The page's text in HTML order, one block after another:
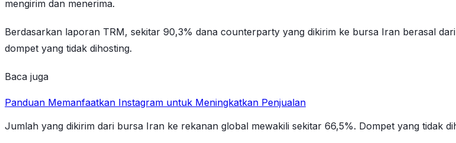
mengirim dan menerima.
Berdasarkan laporan TRM, sekitar 90,3% dana counterparty yang dikirim ke bursa Iran berasal
dompet yang tidak dihosting.
Baca juga
Panduan Memanfaatkan Instagram untuk Meningkatkan Penjualan
Jumlah yang dikirim dari bursa Iran ke rekanan global mewakili sekitar 66,5%. Dompet yang tidak